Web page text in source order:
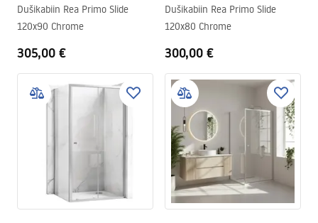
Dušikabiin Rea Primo Slide
120x90 Chrome
305,00 €
Dušikabiin Rea Primo Slide
120x80 Chrome
300,00 €